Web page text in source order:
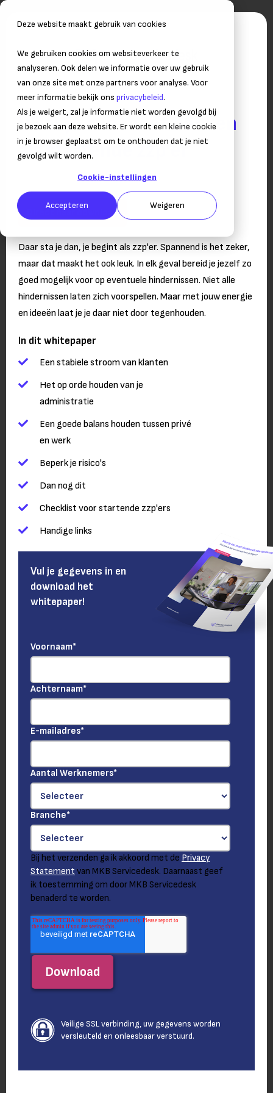
Deze website maakt gebruik van cookies
We gebruiken cookies om websiteverkeer te
analyseren. Ook delen we informatie over uw gebruik
van onze site met onze partners voor analyse. Voor
meer informatie bekijk ons privacybeleid.
Als je weigert, zal je informatie niet worden gevolgd bij
je bezoek aan deze website. Er wordt een kleine cookie
in je browser geplaatst om te onthouden dat je niet
gevolgd wilt worden.
Cookie-instellingen
Accepteren Weigeren
Waar je aan moet denken
als startende zzp'er
Hoe pak je dat aan en wat kom je tegen?
Direct naar download
Daar sta je dan, je begint als zzp'er. Spannend is het zeker,
maar dat maakt het ook leuk. In elk geval bereid je jezelf zo
goed mogelijk voor op eventuele hindernissen. Niet alle
hindernissen laten zich voorspellen. Maar met jouw energie
en ideeën laat je je daar niet door tegenhouden.
In dit whitepaper
Een stabiele stroom van klanten
Het op orde houden van je
administratie
Een goede balans houden tussen privé
en werk
Beperk je risico's
Dan nog dit
Checklist voor startende zzp'ers
Handige links
Vul je gegevens in en
download het
whitepaper!
Voornaam*
Achternaam*
E-mailadres*
Aantal Werknemers*
Branche*
Bij het verzenden ga ik akkoord met de Privacy
Statement van MKB Servicedesk. Daarnaast geef
ik toestemming om door MKB Servicedesk
benaderd te worden.
Veilige SSL verbinding, uw gegevens worden
versleuteld en onleesbaar verstuurd.